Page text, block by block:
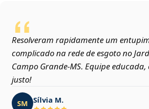
Resolveram rapidamente um
complicado na rede de esgoto no
Campo Grande‑MS. Equipe
justo!
SM Sílvia M.